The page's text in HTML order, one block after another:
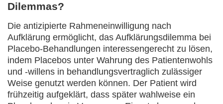
Dilemmas?
Die antizipierte Rahmeneinwilligung nach
Aufklärung ermöglicht, das Aufklärungsdilemma bei
Placebo-Behandlungen interessengerecht zu lösen,
indem Placebos unter Wahrung des Patientenwohls
und -willens in behandlungsvertraglich zulässiger
Weise genutzt werden können. Der Patient wird
frühzeitig aufgeklärt, dass später wahlweise ein